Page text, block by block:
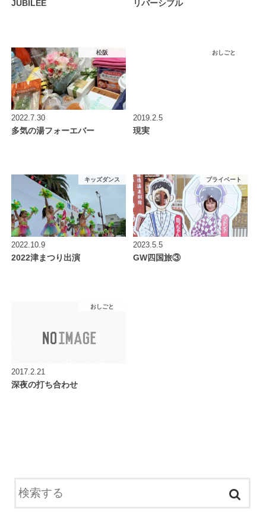
JUBILEE リバーシブル
松阪
2022.7.30
多気の湯フォーエバー
おしごと
2019.2.5
現実
キッズダンス
2022.10.9
2022津まつり出演
プライベート
2023.5.5
GW四国旅③
おしごと
2017.2.21
深夜の打ち合わせ